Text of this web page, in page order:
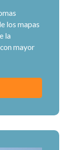
los mapas
la
mayor